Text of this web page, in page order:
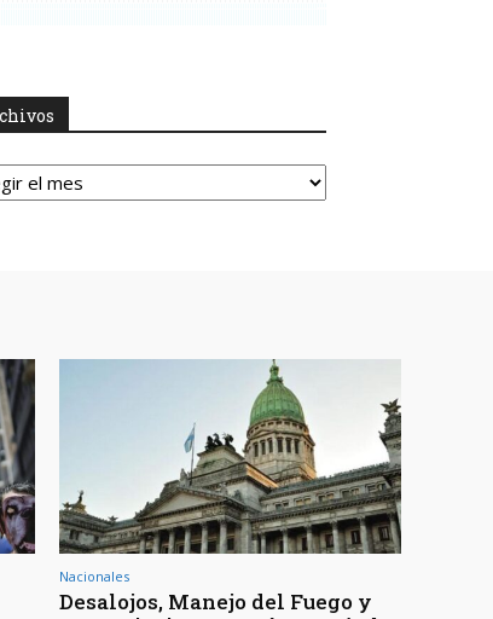
Nacionales
Desalojos, Manejo del Fuego y